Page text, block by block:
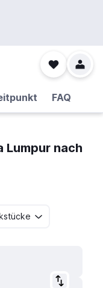
FAQ
Lumpur nach